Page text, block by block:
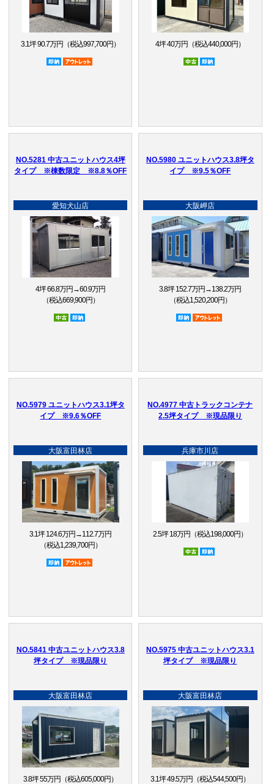
3.1坪 90.7万円（税込997,700円）
即納品
4坪 40万円（税込440,000円）
中古
NO.5281 中古ユニットハウス4坪
タイプ ※棟数限定 ※8.8％OFF
愛知犬山店
4坪 66.8万円→60.9万円
（税込669,900円）
中古
NO.5980 ユニットハウス3.8坪タ
イプ ※9.5％OFF
大阪岬店
3.8坪 152.7万円→138.2万円
（税込1,520,200円）
即納品
NO.5979 ユニットハウス3.1坪タ
イプ ※9.6％OFF
大阪富田林店
3.1坪 124.6万円→112.7万円
（税込1,239,700円）
即納品
NO.4977 中古トラックコンテナ
2.5坪タイプ ※現品限り
兵庫市川店
2.5坪 18万円（税込198,000円）
中古
NO.5841 中古ユニットハウス3.8
坪タイプ ※現品限り
大阪富田林店
3.8坪 55万円（税込605,000円）
NO.5975 中古ユニットハウス3.1
坪タイプ ※現品限り
大阪富田林店
3.1坪 49.5万円（税込544,500円）